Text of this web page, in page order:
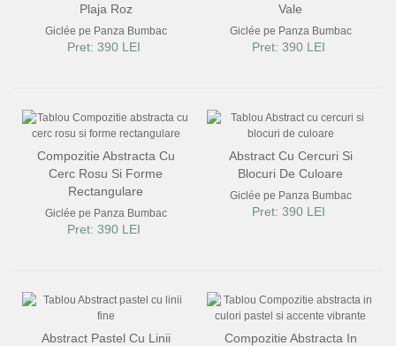
Plaja Roz
Giclée pe Panza Bumbac
Pret: 390 LEI
Vale
Giclée pe Panza Bumbac
Pret: 390 LEI
Compozitie Abstracta Cu
Cerc Rosu Si Forme
Rectangulare
Giclée pe Panza Bumbac
Pret: 390 LEI
Abstract Cu Cercuri Si
Blocuri De Culoare
Giclée pe Panza Bumbac
Pret: 390 LEI
Abstract Pastel Cu Linii
Compozitie Abstracta In